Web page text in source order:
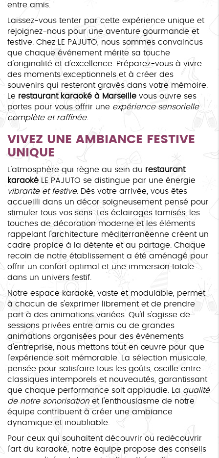
entre amis.
Laissez-vous tenter par cette expérience unique et
rejoignez-nous pour une aventure gourmande et
festive. Chez LE PAJUTO, nous sommes convaincus
que chaque événement mérite sa touche
d'originalité et d'excellence. Préparez-vous à vivre
des moments exceptionnels et à créer des
souvenirs qui resteront gravés dans votre mémoire.
Le restaurant karaoké à Marseille vous ouvre ses
portes pour vous offrir une expérience sensorielle
complète et raffinée.
VIVEZ UNE AMBIANCE FESTIVE
UNIQUE
L'atmosphère qui règne au sein du restaurant
karaoké LE PAJUTO se distingue par une énergie
vibrante et festive. Dès votre arrivée, vous êtes
accueilli dans un décor soigneusement pensé pour
stimuler tous vos sens. Les éclairages tamisés, les
touches de décoration moderne et les éléments
rappelant l'architecture méditerranéenne créent un
cadre propice à la détente et au partage. Chaque
recoin de notre établissement a été aménagé pour
offrir un confort optimal et une immersion totale
dans un univers festif.
Notre espace karaoké, vaste et modulable, permet
à chacun de s'exprimer librement et de prendre
part à des animations variées. Qu'il s'agisse de
sessions privées entre amis ou de grandes
animations organisées pour des événements
d'entreprise, nous mettons tout en œuvre pour que
l'expérience soit mémorable. La sélection musicale,
pensée pour satisfaire tous les goûts, oscille entre
classiques intemporels et nouveautés, garantissant
que chaque performance soit applaudie. La qualité
de notre sonorisation et l'enthousiasme de notre
équipe contribuent à créer une ambiance
dynamique et inoubliable.
Pour ceux qui souhaitent découvrir ou redécouvrir
l'art du karaoké, notre équipe propose des conseils